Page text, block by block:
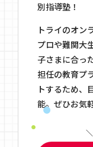
別指導塾！
トライのオン
プロや難関大
子さまに合っ
担任の教育プ
トするため、
能。ぜひお気